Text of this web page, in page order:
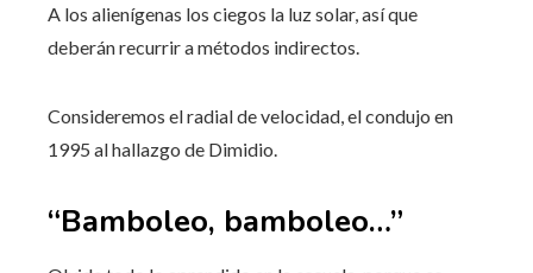
A los alienígenas los ciegos la luz solar, así que
deberán recurrir a métodos indirectos.
Consideremos el radial de velocidad, el condujo en
1995 al hallazgo de Dimidio.
“Bamboleo, bamboleo…”